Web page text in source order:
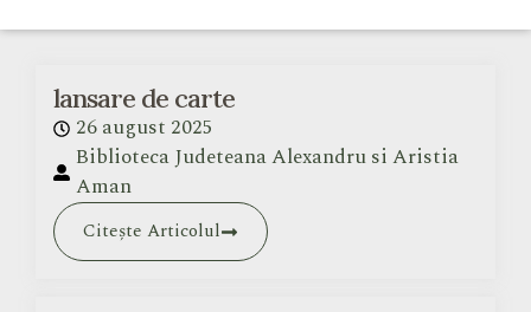
lansare de carte
26 august 2025
Biblioteca Judeteana Alexandru si Aristia
Aman
Citește Articolul